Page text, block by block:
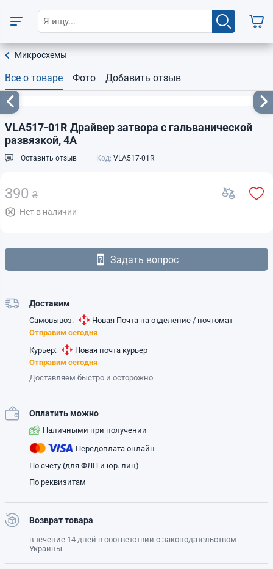
Микросхемы
Все о товаре Фото Добавить отзыв
VLA517-01R Драйвер затвора с гальванической
развязкой, 4А
Оставить отзыв Код: VLA517-01R
390 ₴
Нет в наличии
Задать вопрос
Доставим
Самовывоз:
Новая Почта на отделение / почтомат
Отправим сегодня
Курьер:
Новая почта курьер
Отправим сегодня
Доставляем быстро и осторожно
Оплатить можно
Наличными при получении
Передоплата онлайн
По счету (для ФЛП и юр. лиц)
По реквизитам
Возврат товара
в течение 14 дней в соответствии с законодательством
Украины